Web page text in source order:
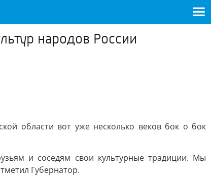
народов России
области вот уже несколько веков бок о бок
и соседям свои культурные традиции. Мы
Губернатор.